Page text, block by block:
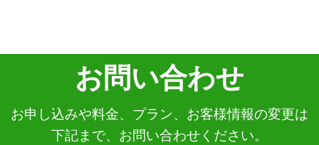
その際はご利用中のパソコンや通信機器等
の再起動を行い、IPv6 アドレスを再取得し
て下さい。